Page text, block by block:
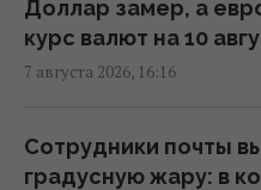
15:51 пятница, 07 августа 2026
Украинцы высказали
13:06 пятница, 07 августа 2026
Доллар замер, а
курс валют на 10
7 августа 2026, 16:16
Сотрудники почты
градусную жару: в